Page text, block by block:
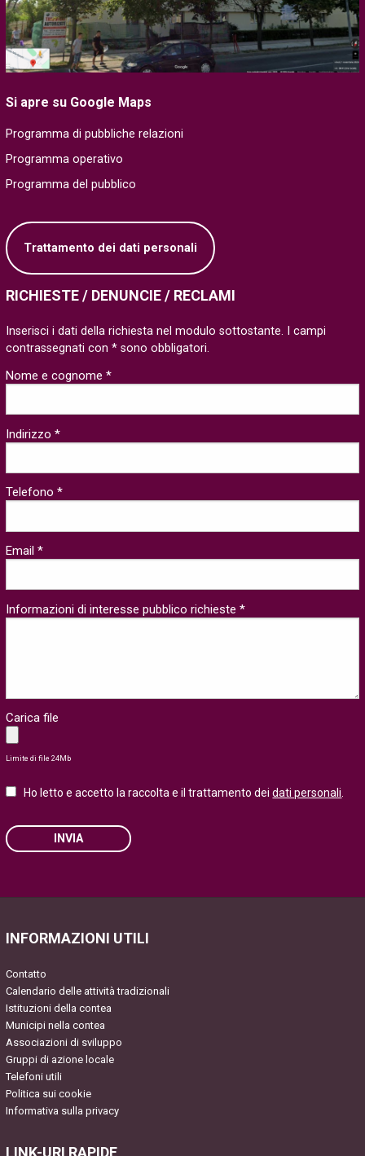
Si apre su Google Maps
Programma di pubbliche relazioni
Programma operativo
Programma del pubblico
Trattamento dei dati personali
RICHIESTE / DENUNCIE / RECLAMI
Inserisci i dati della richiesta nel modulo sottostante. I campi
contrassegnati con * sono obbligatori.
Nome e cognome *
Indirizzo *
Telefono *
Email *
Informazioni di interesse pubblico richieste *
Carica file
Limite di file 24Mb
Ho letto e accetto la raccolta e il trattamento deidati personali.
INVIA
INFORMAZIONI UTILI
Contatto
Calendario delle attività tradizionali
Istituzioni della contea
Municipi nella contea
Associazioni di sviluppo
Gruppi di azione locale
Telefoni utili
Politica sui cookie
Informativa sulla privacy
LINK-URI RAPIDE